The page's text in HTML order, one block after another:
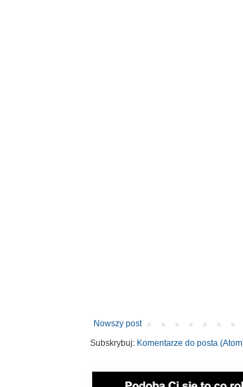
Nowszy post
Subskrybuj: Komentarze do posta